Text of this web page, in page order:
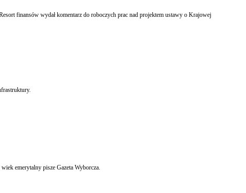
finansów wydał komentarz do roboczych prac nad projektem ustawy o Krajowej
ZUS wyliczył, że w ciągu pięciu lat na emerytury i renty państwu zabraknie 250 mld zł, a w wersji pesymistycznej aż 400 mld. Dziura będzie jeszcze większa, jeśli zostanie obniżony wiek emerytalny pisze Gazeta Wyborcza.